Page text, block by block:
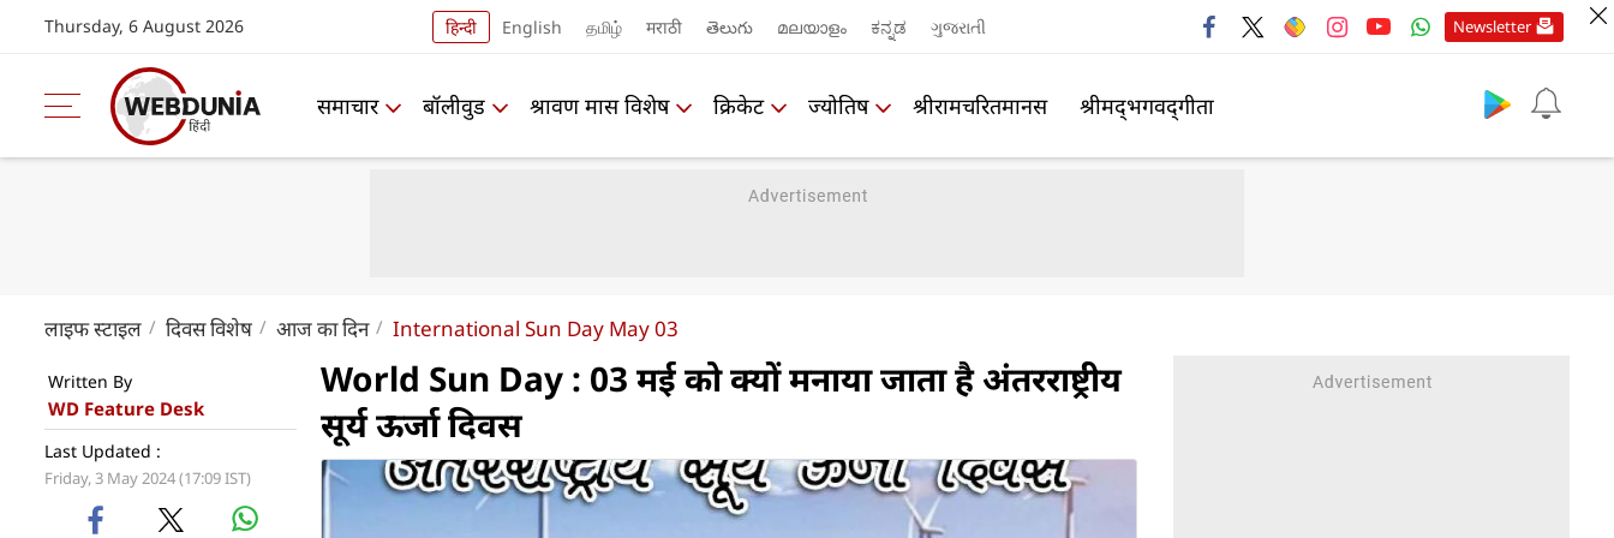
Thursday, 6 August 2026 हिन्दी English தமிழ் मराठी తెలుగు മലയാളം ಕನ್ನಡ ગુજરાતી Newsletter
समाचार बॉलीवुड श्रावण मास विशेष क्रिकेट ज्योतिष श्रीरामचरितमानस श्रीमद्‍भगवद्‍गीता
लाइफ स्‍टाइल दिवस विशेष आज का दिन International Sun Day May 03
Written By
WD Feature Desk
Last Updated :
Friday, 3 May 2024 (17:09 IST)
World Sun Day : 03 मई को क्यों मनाया जाता है अंतरराष्ट्रीय
सूर्य ऊर्जा दिवस